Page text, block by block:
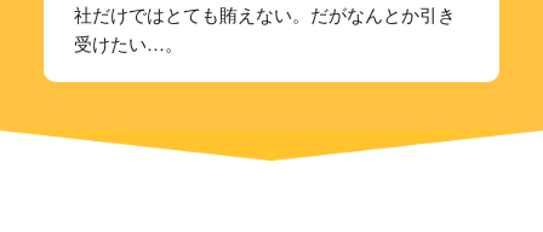
社だけではとても賄えない。だがなんとか引き
受けたい…。